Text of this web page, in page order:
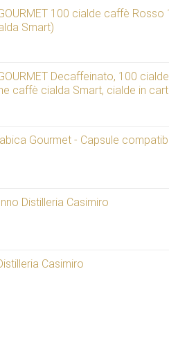
100 cialde caffè
Smart)
GOURMET Decaffeinato, 100
caffè cialda Smart, cialde in
Gourmet - Capsule
Distilleria Casimiro
Casimiro